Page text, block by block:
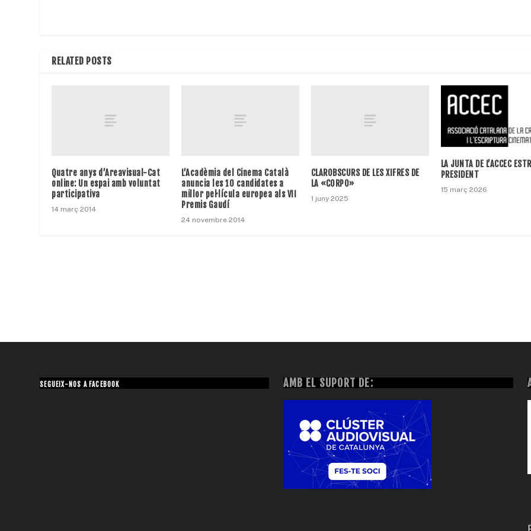
RELATED POSTS
Quatre anys d’Areavisual-Cat
online: Un espai amb voluntat
participativa
14 març 2014
L’Acadèmia del Cinema Català
anuncia les 10 candidates a
millor pel·lícula europea als VII
Premis Gaudí
24 novembre 2014
CLAROBSCURS DE LES XIFRES DE
LA «CORPO»
1 juny 2025
LA JUNTA DE L’ACCEC
PRESIDENT
15 març 2026
SEGUEIX-NOS A FACEBOOK AMB EL SUPORT DE: